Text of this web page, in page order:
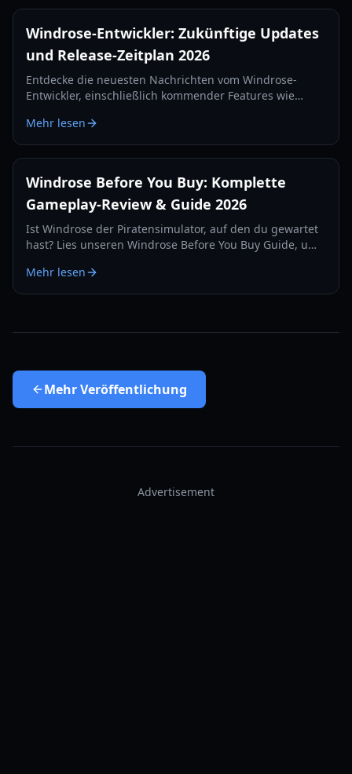
Windrose-Entwickler: Zukünftige Updates
und Release-Zeitplan 2026
Entdecke die neuesten Nachrichten vom Windrose-
Entwickler, einschließlich kommender Features wie
Strategie für 2026.
Mehr lesen
Windrose Before You Buy: Komplette
Gameplay-Review & Guide 2026
Ist Windrose der Piratensimulator, auf den du gewartet
hast? Lies unseren Windrose Before You Buy Guide, um
den Early-Access-Zustand zu erfahren.
Mehr lesen
MehrVeröffentlichung
Advertisement